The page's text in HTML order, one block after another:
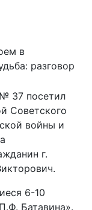
37 посетил
Советского
войны и
г.
6-10
Батавина».